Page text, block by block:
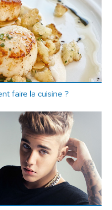
faire la cuisine ?